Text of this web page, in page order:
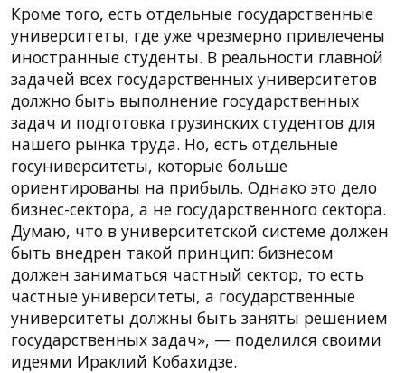
Кроме того, есть отдельные государственные
университеты, где уже чрезмерно привлечены
иностранные студенты. В реальности главной
задачей всех государственных университетов
должно быть выполнение государственных
задач и подготовка грузинских студентов для
нашего рынка труда. Но, есть отдельные
госуниверситеты, которые больше
ориентированы на прибыль. Однако это дело
бизнес-сектора, а не государственного сектора.
Думаю, что в университетской системе должен
быть внедрен такой принцип: бизнесом
должен заниматься частный сектор, то есть
частные университеты, а государственные
университеты должны быть заняты решением
государственных задач», — поделился своими
идеями Ираклий Кобахидзе.